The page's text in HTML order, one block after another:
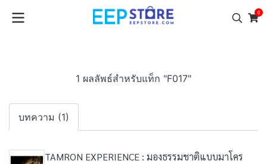
0
1 ผลลัพธ์สำหรับแท็ก "F017"
บทความ (1)
TAMRON EXPERIENCE : มองธรรมชาติแบบมาโคร